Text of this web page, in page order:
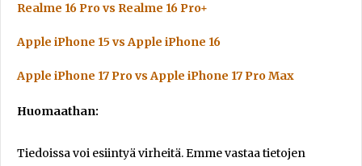
Realme 16 Pro vs Realme 16 Pro+
Apple iPhone 15 vs Apple iPhone 16
Apple iPhone 17 Pro vs Apple iPhone 17 Pro Max
Huomaathan:
Tiedoissa voi esiintyä virheitä. Emme vastaa tietojen